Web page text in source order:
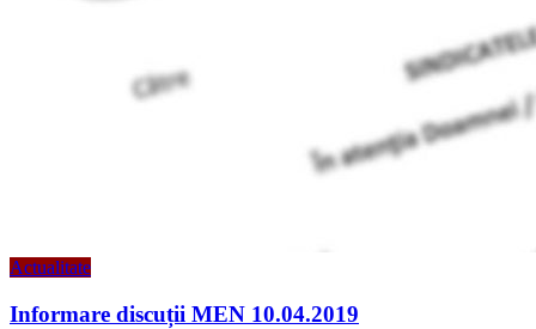
Actualitate
Informare discuții MEN 10.04.2019